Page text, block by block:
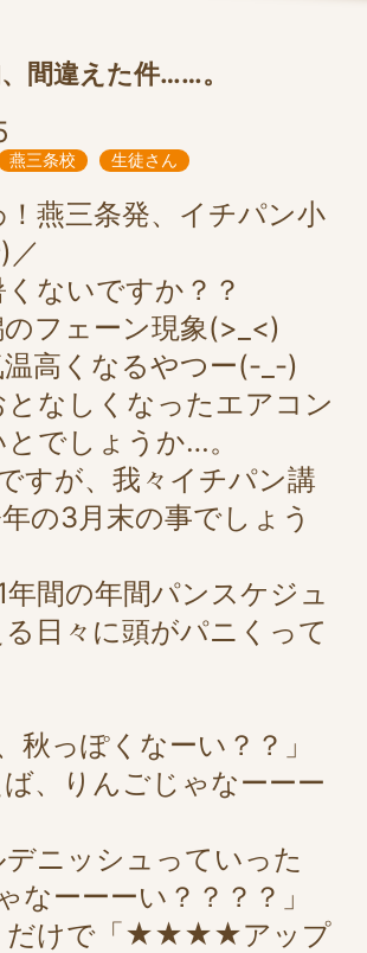
間違えた件……。
燕三条校 生徒さん
燕三条発、イチパン小
／
ないですか？？
フェーン現象(>_<)
高くなるやつー(-_-)
なしくなったエアコン
でしょうか…。
すが、我々イチパン講
の3月末の事でしょう
間の年間パンスケジュ
日々に頭がパニくって
秋っぽくなーい？？」
ば、りんごじゃなーーー
デニッシュっていった
なーーーい？？？？」
だけで「★★★★アップ